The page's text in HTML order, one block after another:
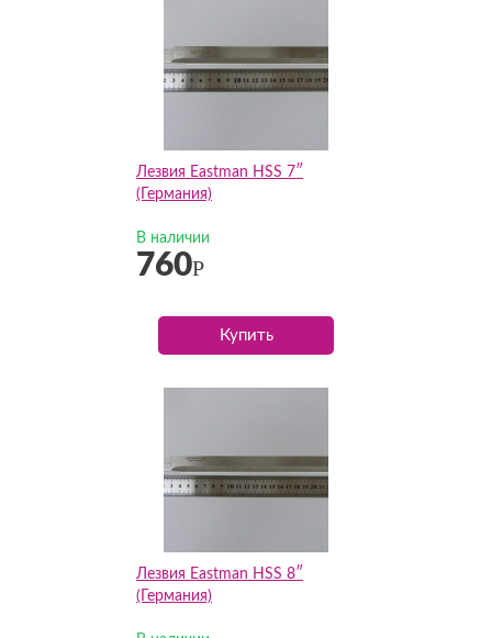
Лезвия Eastman HSS 7″
(Германия)
В наличии
760Р
Купить
Лезвия Eastman HSS 8″
(Германия)